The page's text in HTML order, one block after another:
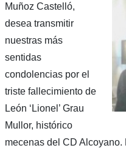
Muñoz Castelló,
desea transmitir
nuestras más
sentidas
condolencias por el
triste fallecimiento de
León ‘Lionel’ Grau
Mullor, histórico
mecenas del CD